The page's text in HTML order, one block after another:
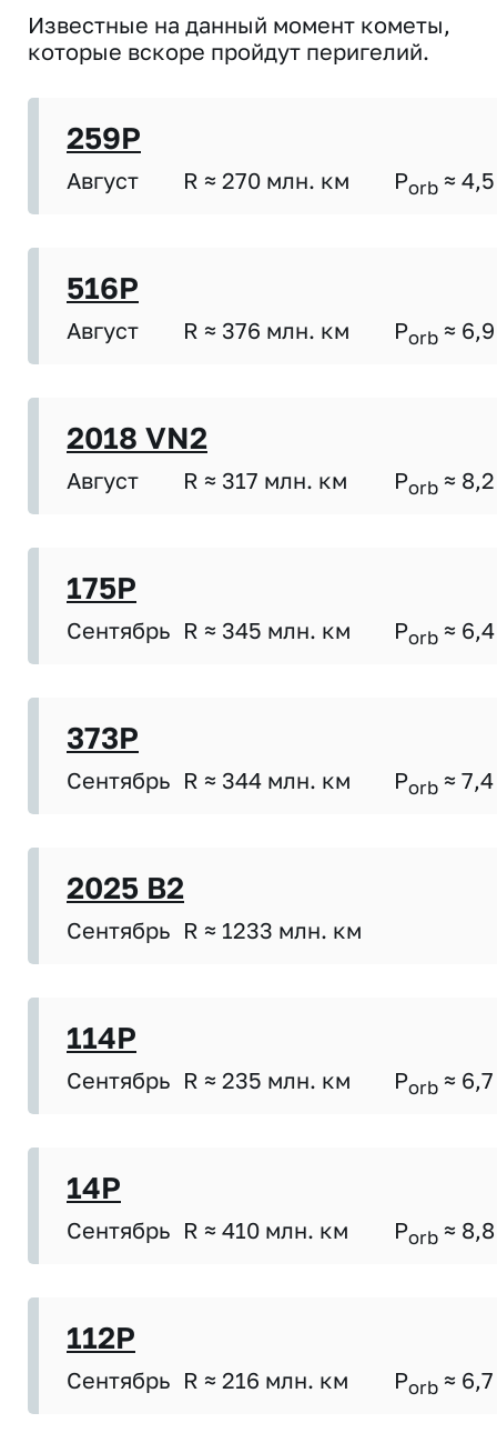
Известные на данный момент кометы,
которые вскоре пройдут перигелий.
259P
Август R ≈ 270 млн. км Porb ≈ 4,5
516P
Август R ≈ 376 млн. км Porb ≈ 6,9
2018 VN2
Август R ≈ 317 млн. км Porb ≈ 8,2
175P
Сентябрь R ≈ 345 млн. км Porb ≈ 6,4
373P
Сентябрь R ≈ 344 млн. км Porb ≈ 7,4
2025 B2
Сентябрь R ≈ 1233 млн. км
114P
Сентябрь R ≈ 235 млн. км Porb ≈ 6,7
14P
Сентябрь R ≈ 410 млн. км Porb ≈ 8,8
112P
Сентябрь R ≈ 216 млн. км Porb ≈ 6,7